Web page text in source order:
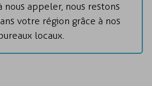
nous appeler, nous restons
votre région grâce à nos
locaux.